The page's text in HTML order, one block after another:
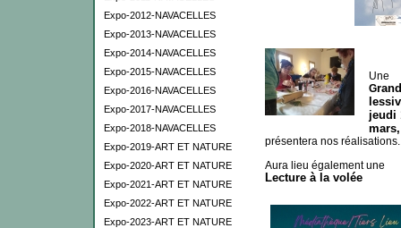
Expo-2012-NAVACELLES
Expo-2013-NAVACELLES
Expo-2014-NAVACELLES
Expo-2015-NAVACELLES
Expo-2016-NAVACELLES
Expo-2017-NAVACELLES
Expo-2018-NAVACELLES
Expo-2019-ART ET NATURE
Expo-2020-ART ET NATURE
Expo-2021-ART ET NATURE
Expo-2022-ART ET NATURE
Expo-2023-ART ET NATURE
Une
G
jeudi
mars,
présentera nos
Aura lieu également une
Lecture à la volée